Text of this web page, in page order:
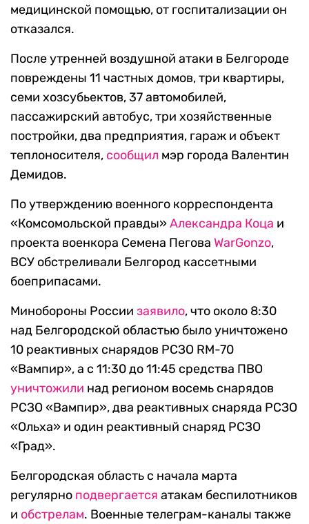
медицинской помощью, от госпитализации он
отказался.
После утренней воздушной атаки в Белгороде
повреждены 11 частных домов, три квартиры,
семи хозсубьектов, 37 автомобилей,
пассажирский автобус, три хозяйственные
постройки, два предприятия, гараж и объект
теплоносителя, сообщил мэр города Валентин
Демидов.
По утверждению военного корреспондента
«Комсомольской правды»Александра Коца и
проекта военкора Семена Пегова WarGonzo,
ВСУ обстреливали Белгород кассетными
боеприпасами.
Минобороны России заявило, что около 8:30
над Белгородской областью было уничтожено
10 реактивных снарядов РСЗО RM-70
«Вампир», а с 11:30 до 11:45 средства ПВО
уничтожили над регионом восемь снарядов
РСЗО «Вампир», два реактивных снаряда РСЗО
«Ольха» и один реактивный снаряд РСЗО
«Град».
Белгородская область с начала марта
регулярно подвергается атакам беспилотников
и обстрелам. Военные телеграм-каналы также